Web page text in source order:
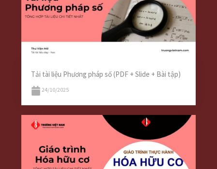
Tải tài liệu Phương pháp số (PDF + Slide + Bài tập)
24/10/2025